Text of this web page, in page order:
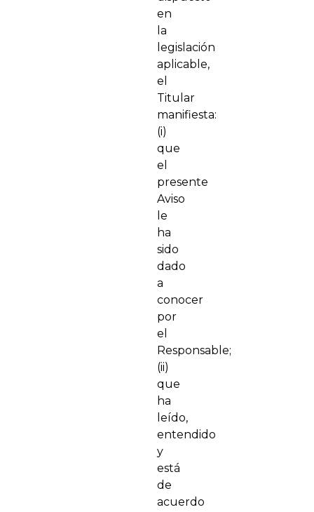
en
la
legislación
aplicable,
el
Titular
manifiesta:
(i)
que
el
presente
Aviso
le
ha
sido
dado
a
conocer
por
el
Responsable;
(ii)
que
ha
leído,
entendido
y
está
de
acuerdo